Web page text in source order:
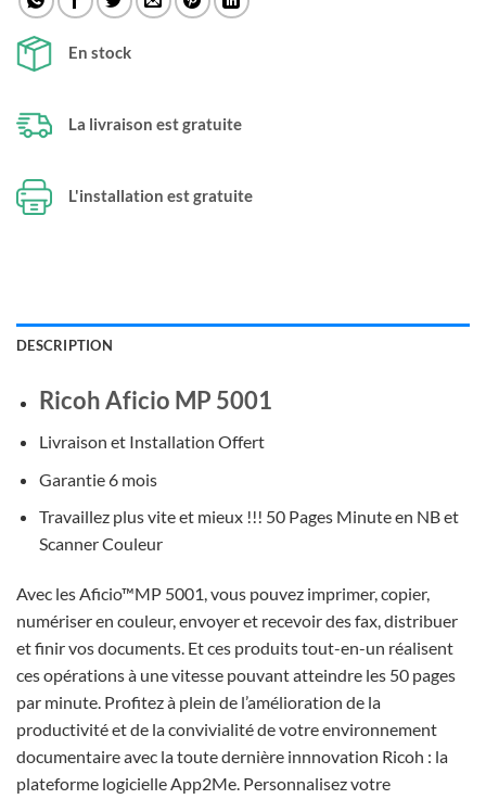
En stock
La livraison est gratuite
L'installation est gratuite
DESCRIPTION
Ricoh Aficio MP 5001
Livraison et Installation Offert
Garantie 6 mois
Travaillez plus vite et mieux !!! 50 Pages Minute en NB et
Scanner Couleur
Avec les Aficio™MP 5001, vous pouvez imprimer, copier,
numériser en couleur, envoyer et recevoir des fax, distribuer
et finir vos documents. Et ces produits tout-en-un réalisent
ces opérations à une vitesse pouvant atteindre les 50 pages
par minute. Profitez à plein de l’amélioration de la
productivité et de la convivialité de votre environnement
documentaire avec la toute dernière innnovation Ricoh : la
plateforme logicielle App2Me. Personnalisez votre